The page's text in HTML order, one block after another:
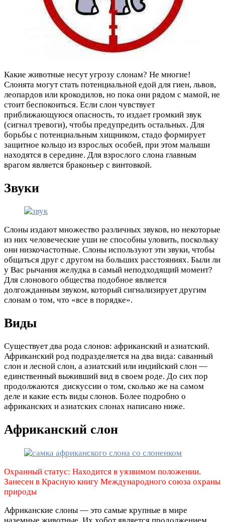
Какие животные несут угрозу слонам? Не многие!
Слонята могут стать потенциальной едой для гиен, львов,
леопардов или крокодилов, но пока они рядом с мамой, не
стоит беспокоиться. Если слон чувствует
приближающуюся опасность, то издает громкий звук
(сигнал тревоги), чтобы предупредить остальных. Для
борьбы с потенциальным хищником, стадо формирует
защитное кольцо из взрослых особей, при этом малыши
находятся в середине. Для взрослого слона главным
врагом является браконьер с винтовкой.
Звуки
Слоны издают множество различных звуков, но некоторые
из них человеческие уши не способны уловить, поскольку
они низкочастотные. Слоны используют эти звуки, чтобы
общаться друг с другом на больших расстояниях. Были ли
у Вас рычания желудка в самый неподходящий момент?
Для слонового общества подобное является
долгожданным звуком, который сигнализирует другим
слонам о том, что «все в порядке».
Виды
Существует два рода слонов: африканский и азиатский.
Африканский род подразделяется на два вида: саванный
слон и лесной слон, а азиатский или индийский слон —
единственный выживший вид в своем роде. До сих пор
продолжаются дискуссии о том, сколько же на самом
деле и какие есть виды слонов. Более подробно о
африканских и азиатских слонах написано ниже.
Африканский слон
Охранный статус: Находится в уязвимом положении.
Занесен в Красную книгу Международного союза охраны
природы
Африканские слоны — это самые крупные в мире
наземные животные. Их хобот является продолжением